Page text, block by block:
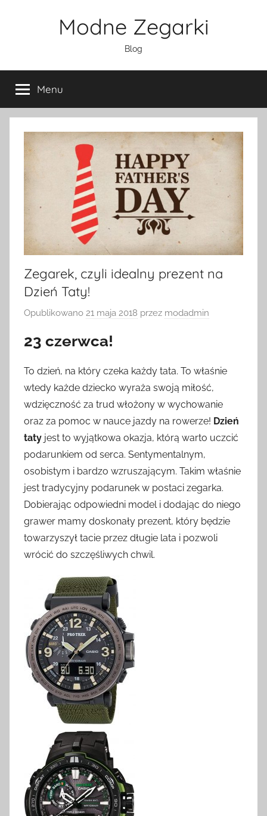
Modne Zegarki
Blog
Menu
Zegarek, czyli idealny prezent na
Dzień Taty!
Opublikowano 21 maja 2018 przez modadmin
23 czerwca!
To dzień, na który czeka każdy tata. To właśnie
wtedy każde dziecko wyraża swoją miłość,
wdzięczność za trud włożony w wychowanie
oraz za pomoc w nauce jazdy na rowerze! Dzień
taty jest to wyjątkowa okazja, którą warto uczcić
podarunkiem od serca. Sentymentalnym,
osobistym i bardzo wzruszającym. Takim właśnie
jest tradycyjny podarunek w postaci zegarka.
Dobierając odpowiedni model i dodając do niego
grawer mamy doskonały prezent, który będzie
towarzyszył tacie przez długie lata i pozwoli
wrócić do szczęśliwych chwil.